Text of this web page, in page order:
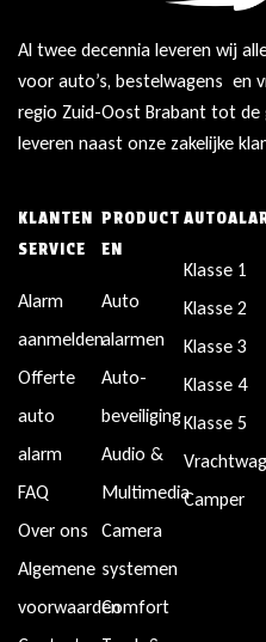
Al twee decennia leveren wij
voor auto’s, bestelwagens en
regio Zuid-Oost Brabant tot
leveren naast onze zakelijke
KLANTEN
SERVICE
Alarm
aanmelden
Offerte
auto
alarm
FAQ
Over ons
Algemene
voorwaarden
PRODUCT
EN
Auto
alarmen
Auto-
beveiliging
Audio &
Multimedia
Camera
systemen
Comfort
Klasse 1
Klasse 2
Klasse 3
Klasse 4
Klasse 5
Camper